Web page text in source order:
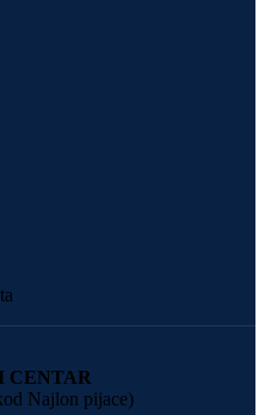
CENTAR
Najlon pijace)